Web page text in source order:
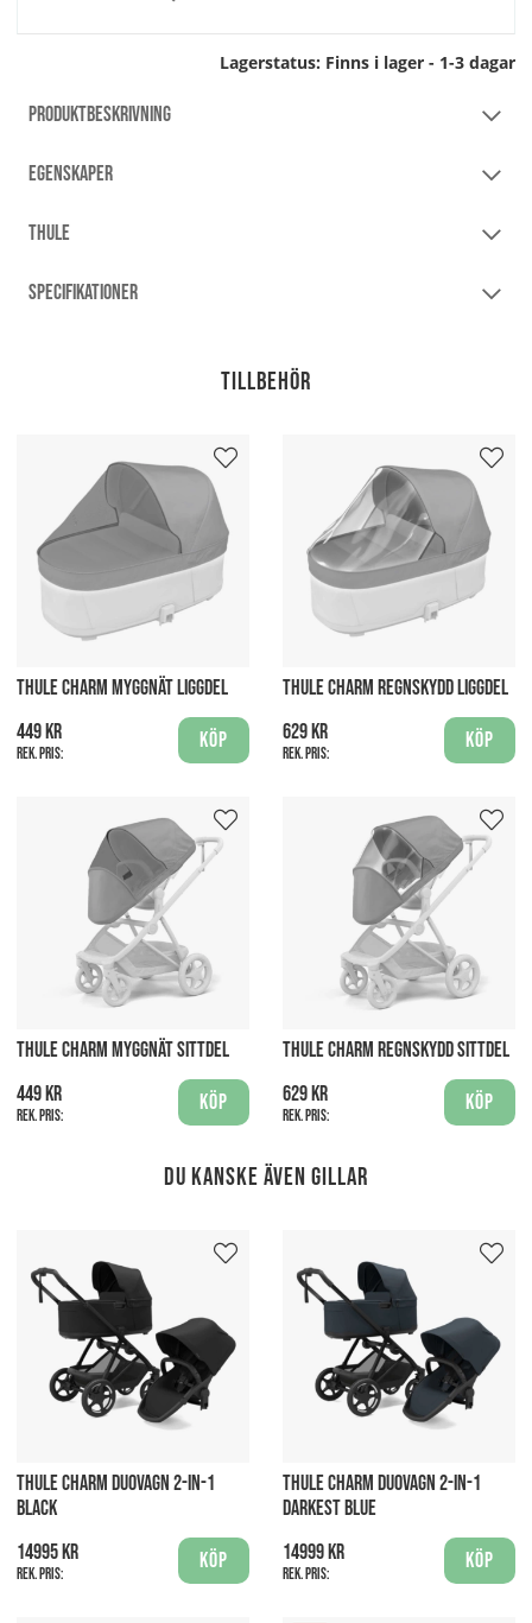
Lagerstatus: Finns i lager - 1-3 dagar
PRODUKTBESKRIVNING
EGENSKAPER
THULE
SPECIFIKATIONER
Tillbehör
THULE CHARM MYGGNÄT LIGGDEL
449 kr
Rek. pris:
Köp
THULE CHARM REGNSKYDD LIGGDEL
629 kr
Rek. pris:
Köp
THULE CHARM MYGGNÄT SITTDEL
449 kr
Rek. pris:
Köp
THULE CHARM REGNSKYDD SITTDEL
629 kr
Rek. pris:
Köp
Du kanske även gillar
THULE CHARM DUOVAGN 2-IN-1
BLACK
14995 kr
Rek. pris:
Köp
THULE CHARM DUOVAGN 2-IN-1
DARKEST BLUE
14999 kr
Rek. pris:
Köp